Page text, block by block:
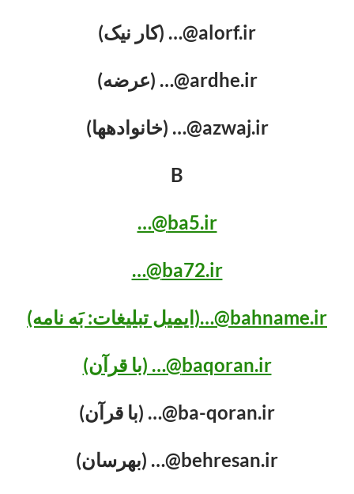
alorf.ir@… (کار نیک)
ardhe.ir@… (عرضه)
azwaj.ir@… (خانواده‏ها)
B
ba5.ir@…
ba72.ir@…
bahname.ir@…(ایمیل تبلیغات: بَه نامه)
baqoran.ir@… (با قرآن)
ba-qoran.ir@… (با قرآن)
behresan.ir@… (بهرسان)